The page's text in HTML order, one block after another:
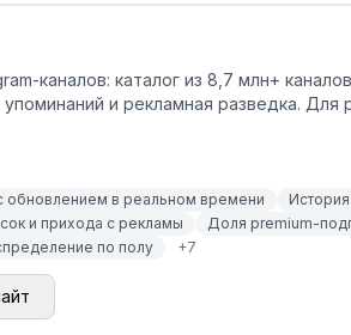
каналов: каталог из 8,7 млн+
и рекламная разведка.
обновлением в реальном времени
и прихода с рекламы
Доля premium-
по полу
+7